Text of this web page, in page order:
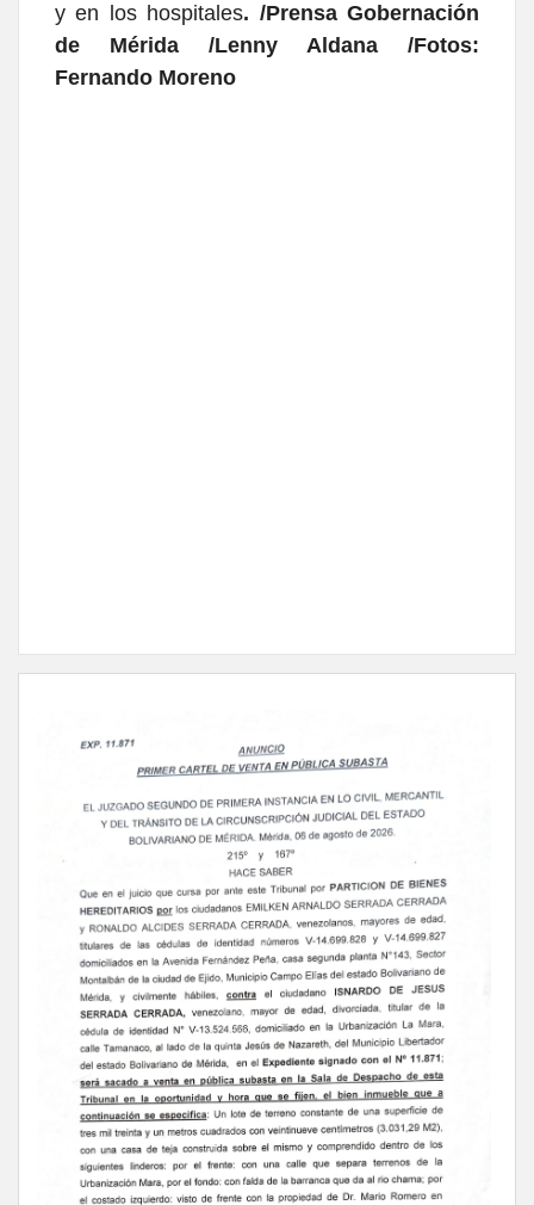
y en los hospitales. /Prensa Gobernación
de Mérida /Lenny Aldana /Fotos:
Fernando Moreno